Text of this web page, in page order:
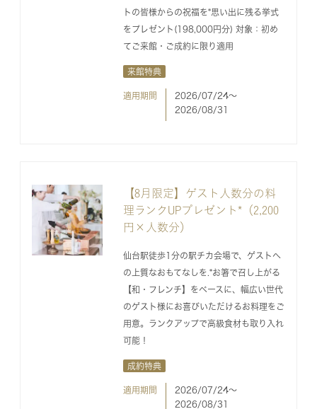
トの皆様からの祝福を*思い出に残る挙式
をプレゼント(198,000円分) 対象：初め
てご来館・ご成約に限り適用
来館特典
適用期間
2026/07/24〜
2026/08/31
【8月限定】ゲスト人数分の料
理ランクUPプレゼント*（2,200
円×人数分）
仙台駅徒歩1分の駅チカ会場で、ゲストへ
の上質なおもてなしを.*お箸で召し上がる
【和・フレンチ】をベースに、幅広い世代
のゲスト様にお喜びいただけるお料理をご
用意。ランクアップで高級食材も取り入れ
可能！
成約特典
適用期間
2026/07/24〜
2026/08/31